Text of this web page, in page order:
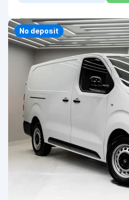
Priority
No deposit